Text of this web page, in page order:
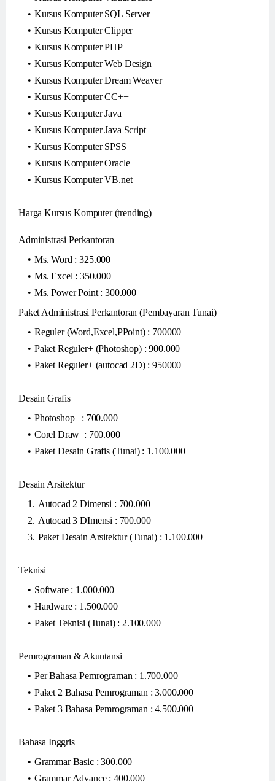
Kursus Komputer SQL Server
Kursus Komputer Clipper
Kursus Komputer PHP
Kursus Komputer Web Design
Kursus Komputer Dream Weaver
Kursus Komputer CC++
Kursus Komputer Java
Kursus Komputer Java Script
Kursus Komputer SPSS
Kursus Komputer Oracle
Kursus Komputer VB.net
Harga Kursus Komputer (trending)
Administrasi Perkantoran
Ms. Word : 325.000
Ms. Excel : 350.000
Ms. Power Point : 300.000
Paket Administrasi Perkantoran (Pembayaran Tunai)
Reguler (Word,Excel,PPoint) : 700000
Paket Reguler+ (Photoshop) : 900.000
Paket Reguler+ (autocad 2D) : 950000
Desain Grafis
Photoshop : 700.000
Corel Draw : 700.000
Paket Desain Grafis (Tunai) : 1.100.000
Desain Arsitektur
Autocad 2 Dimensi : 700.000
Autocad 3 DImensi : 700.000
Paket Desain Arsitektur (Tunai) : 1.100.000
Teknisi
Software : 1.000.000
Hardware : 1.500.000
Paket Teknisi (Tunai) : 2.100.000
Pemrograman & Akuntansi
Per Bahasa Pemrograman : 1.700.000
Paket 2 Bahasa Pemrograman : 3.000.000
Paket 3 Bahasa Pemrograman : 4.500.000
Bahasa Inggris
Grammar Basic : 300.000
Grammar Advance : 400.000